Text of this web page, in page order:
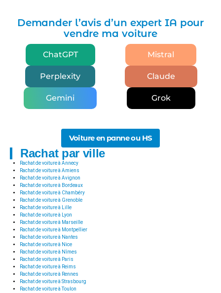
Demander l’avis d’un expert IA pour
vendre ma voiture
ChatGPT Mistral
Perplexity Claude
Gemini Grok
Voiture en panne ou HS
Rachat par ville
Rachat de voiture à Annecy
Rachat de voiture à Amiens
Rachat de voiture à Avignon
Rachat de voiture à Bordeaux
Rachat de voiture à Chambéry
Rachat de voiture à Grenoble
Rachat de voiture à Lille
Rachat de voiture à Lyon
Rachat de voiture à Marseille
Rachat de voiture à Montpellier
Rachat de voiture à Nantes
Rachat de voiture à Nice
Rachat de voiture à Nîmes
Rachat de voiture à Paris
Rachat de voiture à Reims
Rachat de voiture à Rennes
Rachat de voiture à Strasbourg
Rachat de voiture à Toulon